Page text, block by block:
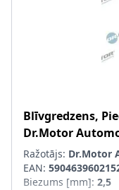
Blīvgredzens,
Dr.Motor
Ražotājs: Dr.Motor
EAN:
Biezums [mm]: 2,5